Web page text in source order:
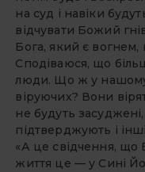
на суд і навіки
відчувати Божий
Бога, який є вогнем,
Сподіваюся, що
люди. Що ж у
віруючих? Вони
не будуть
підтверджують і
«А це свідчення, що
життя це — у Сині